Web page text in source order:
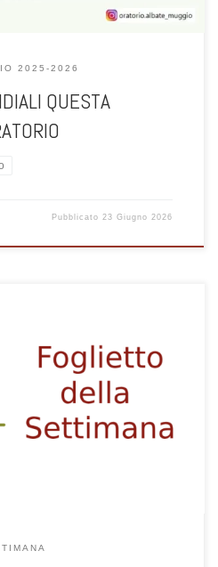
2025-2026
QUESTA
Pubblicato23 Giugno 2026